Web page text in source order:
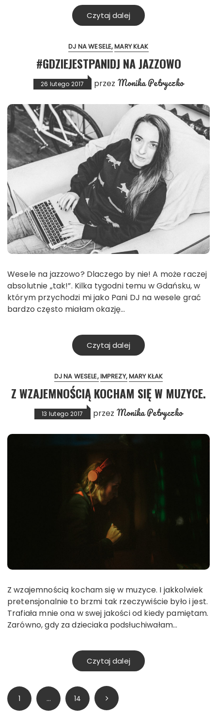
Czytaj dalej
DJ NA WESELE MARY KŁAK
#GDZIEJESTPANIDJ NA JAZZOWO
26 lutego 2017 przez Monika Petryczko
Wesele na jazzowo? Dlaczego by nie! A może raczej
absolutnie „tak!”. Kilka tygodni temu w Gdańsku, w
którym przychodzi mi jako Pani DJ na wesele grać
bardzo często miałam okazję…
Czytaj dalej
DJ NA WESELE IMPREZY MARY KŁAK
Z WZAJEMNOŚCIĄ KOCHAM SIĘ W MUZYCE.
13 lutego 2017 przez Monika Petryczko
Z wzajemnością kocham się w muzyce. I jakkolwiek
pretensjonalnie to brzmi tak rzeczywiście było i jest.
Trafiała mnie ona w swej jakości od kiedy pamiętam.
Zarówno, gdy za dzieciaka podsłuchiwałam…
Czytaj dalej
Stronicowanie
wpisów
1 … 14